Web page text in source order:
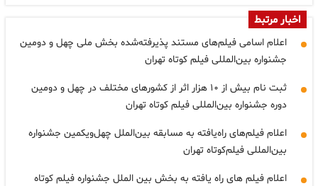
اخبار مرتبط
اعلام اسامی فیلم‌های مستند پذیرفته‌شده بخش ملی چهل و دومین
جشنواره بین‌المللی فیلم کوتاه تهران
ثبت نام بیش از ۱۰ هزار اثر از کشورهای مختلف در چهل و دومین
دوره جشنواره بین‌المللی فیلم کوتاه تهران
اعلام فیلم‌های راه‌یافته به مسابقه بین‌الملل چهل‌ویکمین جشنواره
بین‌المللی فیلم‌کوتاه تهران
اعلام فیلم های راه یافته به بخش بین الملل جشنواره فیلم کوتاه